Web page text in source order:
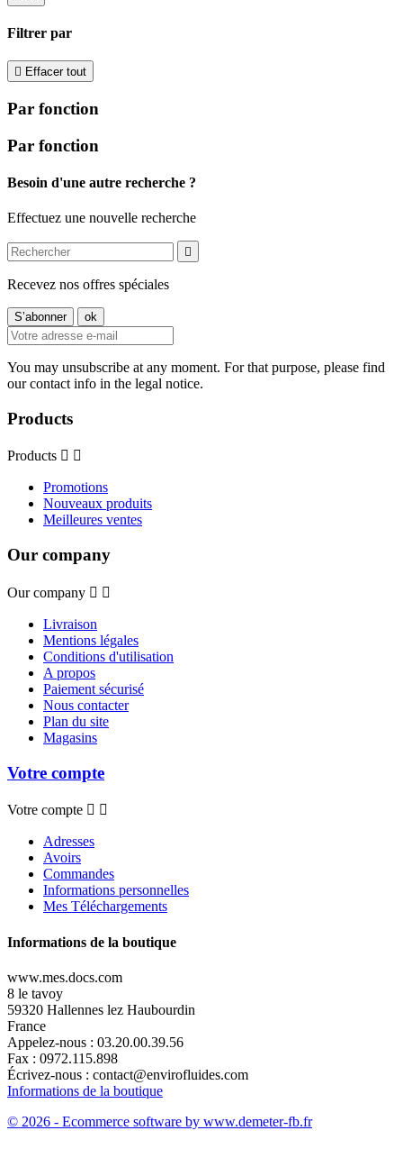
Filtrer par
 Effacer tout
Par fonction
Par fonction
Besoin d'une autre recherche ?
Effectuez une nouvelle recherche

Recevez nos offres spéciales
You may unsubscribe at any moment. For that purpose, please find
our contact info in the legal notice.
Products
Products  
Promotions
Nouveaux produits
Meilleures ventes
Our company
Our company  
Livraison
Mentions légales
Conditions d'utilisation
A propos
Paiement sécurisé
Nous contacter
Plan du site
Magasins
Votre compte
Votre compte  
Adresses
Avoirs
Commandes
Informations personnelles
Mes Téléchargements
Informations de la boutique
www.mes.docs.com
8 le tavoy
59320 Hallennes lez Haubourdin
France
Appelez-nous : 03.20.00.39.56
Fax : 0972.115.898
Écrivez-nous : contact@envirofluides.com
Informations de la boutique
© 2026 - Ecommerce software by www.demeter-fb.fr